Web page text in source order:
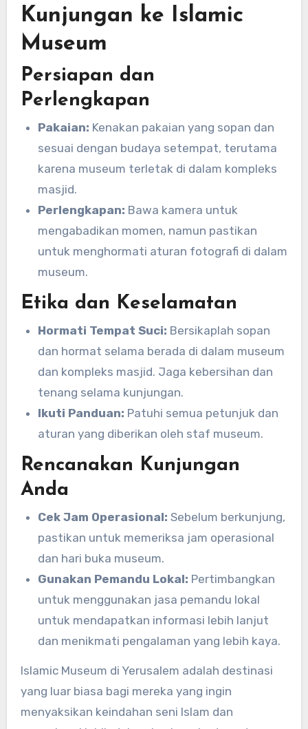
Kunjungan ke Islamic
Museum
Persiapan dan
Perlengkapan
Pakaian: Kenakan pakaian yang sopan dan
sesuai dengan budaya setempat, terutama
karena museum terletak di dalam kompleks
masjid.
Perlengkapan: Bawa kamera untuk
mengabadikan momen, namun pastikan
untuk menghormati aturan fotografi di dalam
museum.
Etika dan Keselamatan
Hormati Tempat Suci: Bersikaplah sopan
dan hormat selama berada di dalam museum
dan kompleks masjid. Jaga kebersihan dan
tenang selama kunjungan.
Ikuti Panduan: Patuhi semua petunjuk dan
aturan yang diberikan oleh staf museum.
Rencanakan Kunjungan
Anda
Cek Jam Operasional: Sebelum berkunjung,
pastikan untuk memeriksa jam operasional
dan hari buka museum.
Gunakan Pemandu Lokal: Pertimbangkan
untuk menggunakan jasa pemandu lokal
untuk mendapatkan informasi lebih lanjut
dan menikmati pengalaman yang lebih kaya.
Islamic Museum di Yerusalem adalah destinasi
yang luar biasa bagi mereka yang ingin
menyaksikan keindahan seni Islam dan